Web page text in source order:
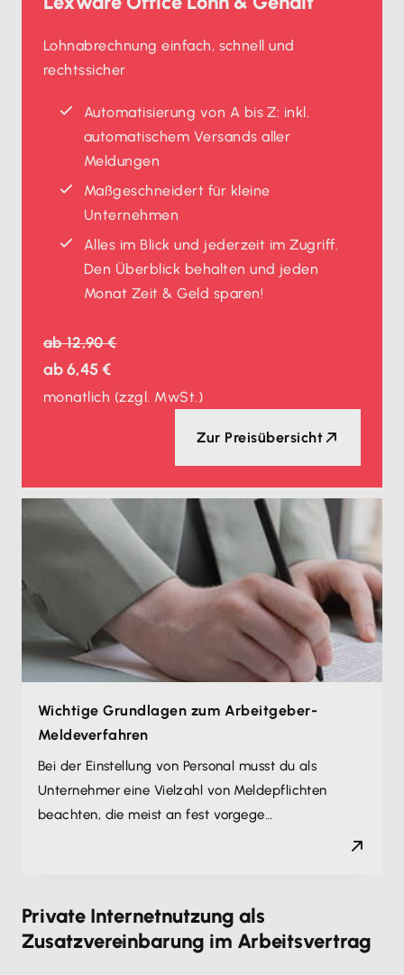
Lohnabrechnung einfach, schnell und
rechtssicher
Automatisierung von A bis Z: inkl.
automatischem Versands aller
Meldungen
Maßgeschneidert für kleine
Unternehmen
Alles im Blick und jederzeit im Zugriff.
Den Überblick behalten und jeden
Monat Zeit & Geld sparen!
ab12,90 €
ab6,45 €
monatlich (zzgl. MwSt.)
Zur Preisübersicht
Wichtige Grundlagen zum Arbeitgeber-
Meldeverfahren
Bei der Einstellung von Personal musst du als
Unternehmer eine Vielzahl von Meldepflichten
beachten, die meist an fest vorgege…
Private Internetnutzung als
Zusatzvereinbarung im Arbeitsvertrag